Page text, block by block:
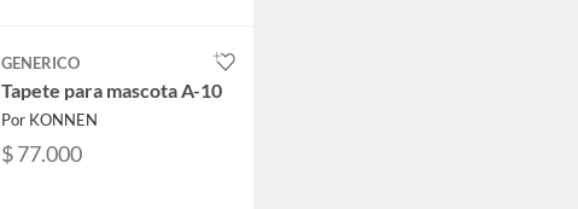
GENERICO
Tapete para mascota A-10
Por KONNEN
$ 77.000